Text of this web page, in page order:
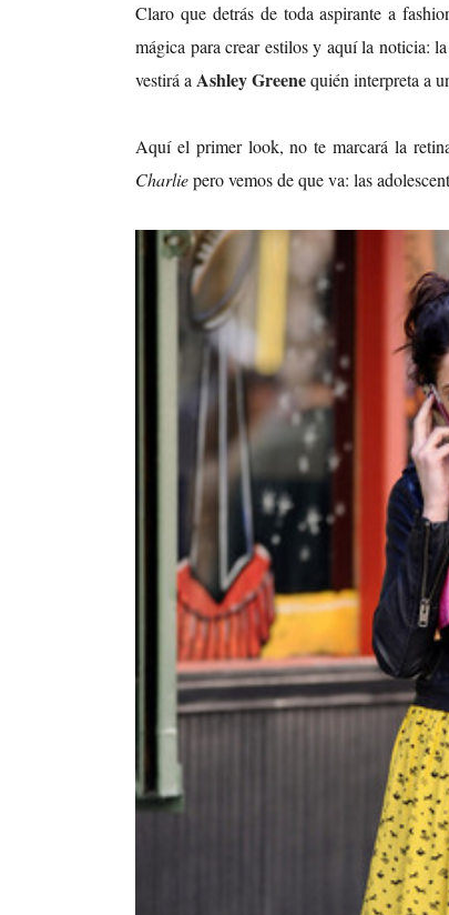
Claro que detrás de toda aspirante a
mágica para crear estilos y aquí la noticia:
vestirá aAshley Greenequién interpreta a
Aquí el primer look, no te marcará la
Charliepero vemos de que va: las